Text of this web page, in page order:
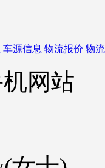
车源信息 物流报价 物
网站